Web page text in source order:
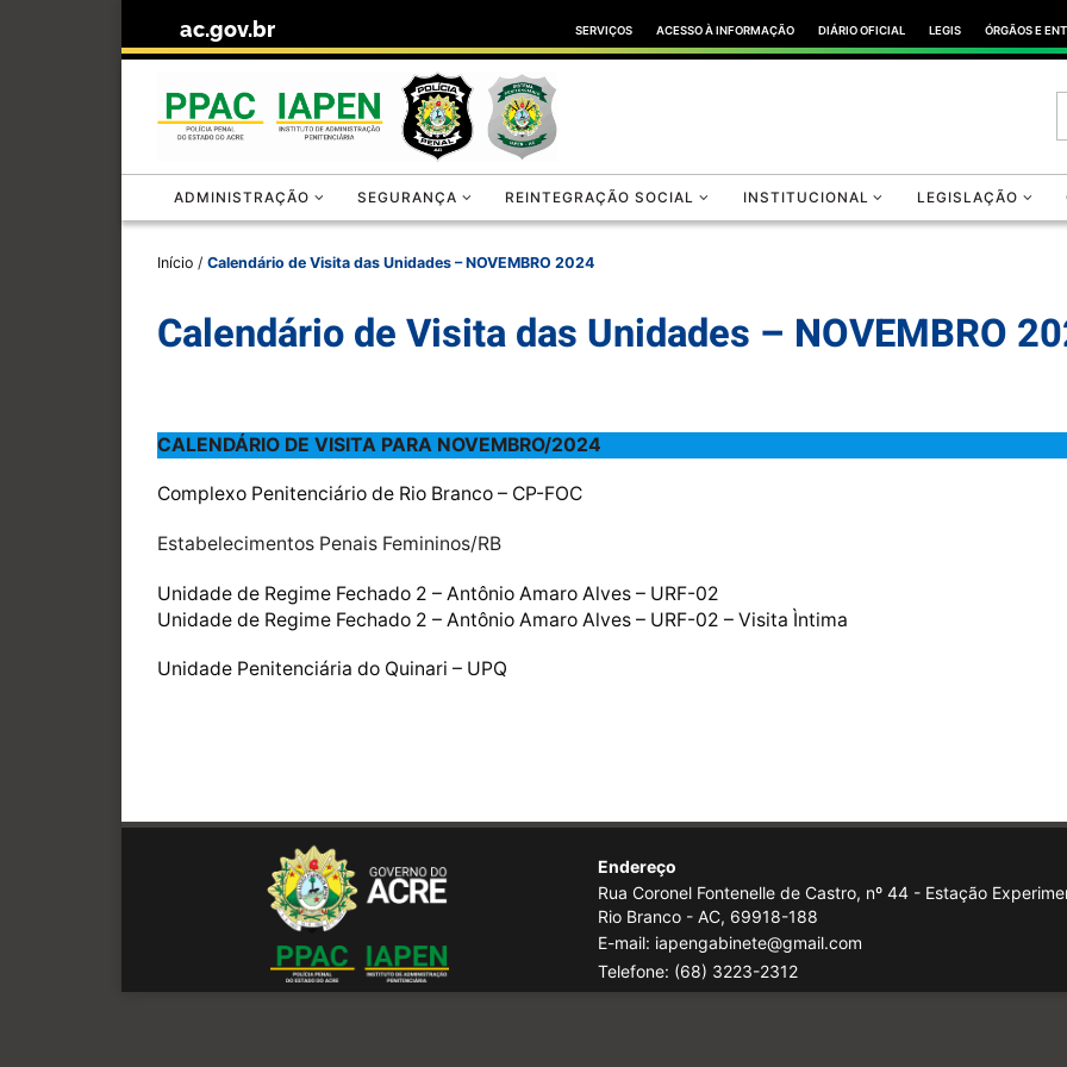
ac.gov.br SERVIÇOS ACESSO À INFORMAÇÃO DIÁRIO OFICIAL LEGIS ÓRGÃOS E
ADMINISTRAÇÃO SEGURANÇA REINTEGRAÇÃO SOCIAL INSTITUCIONAL LEGISLAÇÃO
Início / Calendário de Visita das Unidades – NOVEMBRO 2024
Calendário de Visita das Unidades – NOVEMBRO
CALENDÁRIO DE VISITA PARA NOVEMBRO/2024
Complexo Penitenciário de Rio Branco – CP-FOC
Estabelecimentos Penais Femininos/RB
Unidade de Regime Fechado 2 – Antônio Amaro Alves – URF-02
Unidade de Regime Fechado 2 – Antônio Amaro Alves – URF-02 – Visita Ìntima
Unidade Penitenciária do Quinari – UPQ
Endereço
Rua Coronel Fontenelle de Castro, nº 44 - Estação
Rio Branco - AC, 69918-188
E-mail: iapengabinete@gmail.com
Telefone: (68) 3223-2312